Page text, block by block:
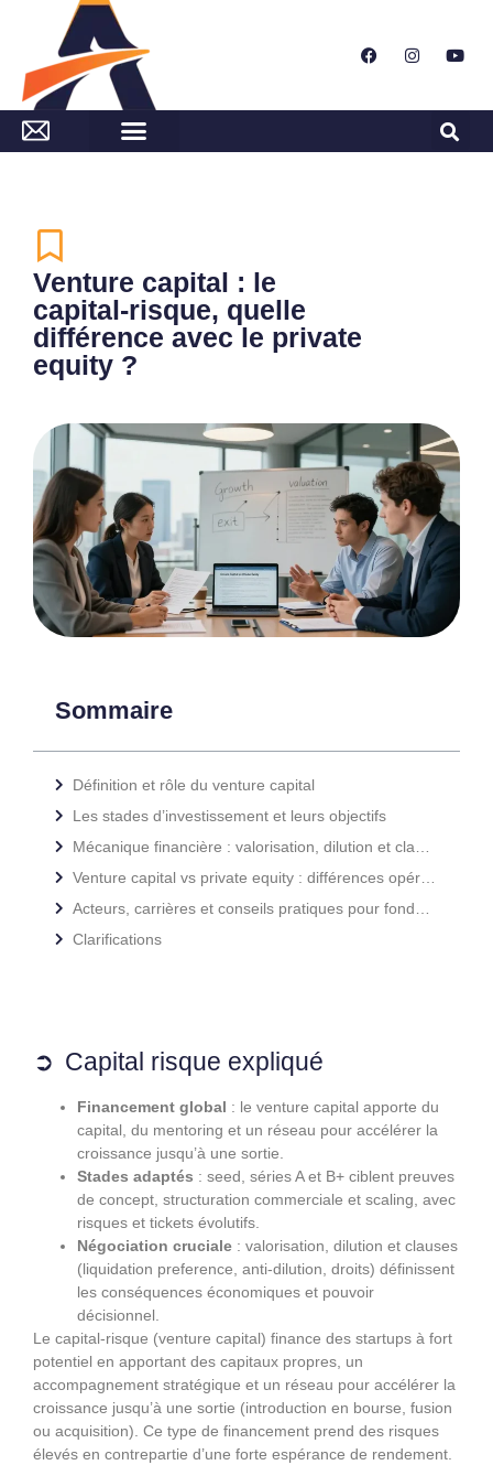
Venture capital : le
capital‑risque, quelle
différence avec le private
equity ?
Sommaire
Définition et rôle du venture capital
Les stades d’investissement et leurs objectifs
Clarifications
Capital risque expliqué
Financement global : le venture capital apporte du
capital, du mentoring et un réseau pour accélérer la
croissance jusqu’à une sortie.
Stades adaptés : seed, séries A et B+ ciblent preuves
de concept, structuration commerciale et scaling, avec
risques et tickets évolutifs.
Négociation cruciale : valorisation, dilution et clauses
(liquidation preference, anti‑dilution, droits) définissent
les conséquences économiques et pouvoir
décisionnel.
Le capital‑risque (venture capital) finance des startups à fort
potentiel en apportant des capitaux propres, un
accompagnement stratégique et un réseau pour accélérer la
croissance jusqu’à une sortie (introduction en bourse, fusion
ou acquisition). Ce type de financement prend des risques
élevés en contrepartie d’une forte espérance de rendement.